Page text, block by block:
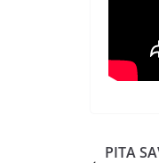
PITA